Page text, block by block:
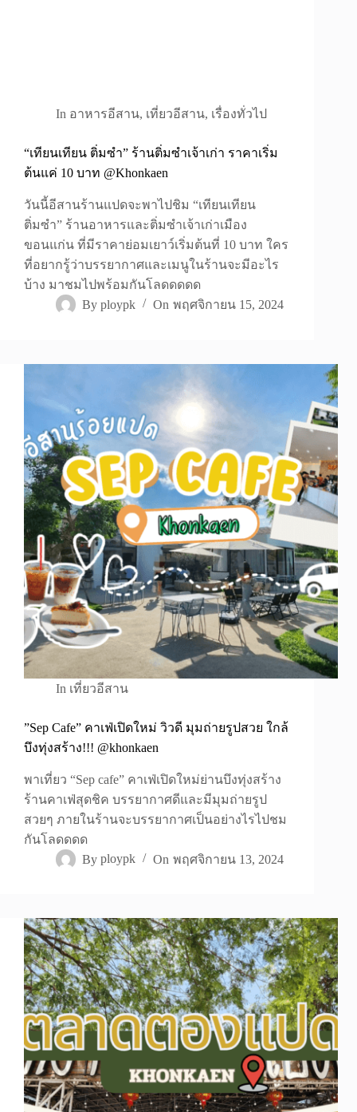
In อาหารอีสาน, เที่ยวอีสาน, เรื่องทั่วไป
“เทียนเทียน ติ่มซำ” ร้านติ่มซำเจ้าเก่า ราคาเริ่ม
ต้นแค่ 10 บาท @Khonkaen
วันนี้อีสานร้านแปดจะพาไปชิม “เทียนเทียน
ติ่มซำ” ร้านอาหารและติ่มซำเจ้าเก่าเมือง
ขอนแก่น ที่มีราคาย่อมเยาว์เริ่มต้นที่ 10 บาท ใคร
ที่อยากรู้ว่าบรรยากาศและเมนูในร้านจะมีอะไร
บ้าง มาชมไปพร้อมกันโลดดดดด
By ploypk On พฤศจิกายน 15, 2024
In เที่ยวอีสาน
”Sep Cafe” คาเฟ่เปิดใหม่ วิวดี มุมถ่ายรูปสวย ใกล้
บึงทุ่งสร้าง!!! @khonkaen
พาเที่ยว “Sep cafe” คาเฟ่เปิดใหม่ย่านบึงทุ่งสร้าง
ร้านคาเฟ่สุดชิค บรรยากาศดีและมีมุมถ่ายรูป
สวยๆ ภายในร้านจะบรรยากาศเป็นอย่างไรไปชม
กันโลดดดด
By ploypk On พฤศจิกายน 13, 2024